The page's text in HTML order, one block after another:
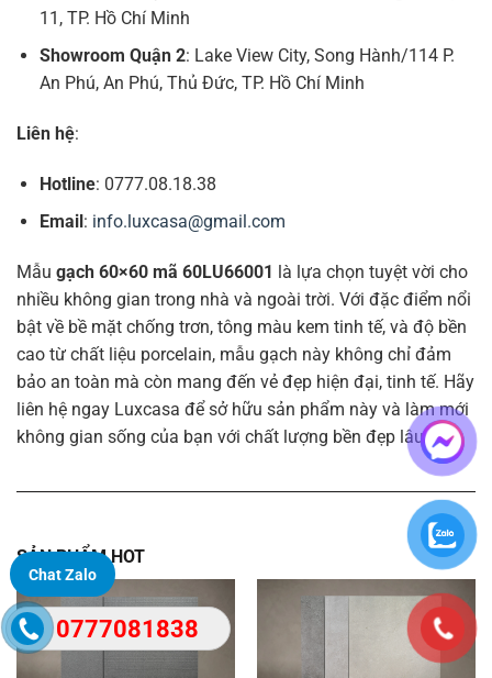
11, TP. Hồ Chí Minh
Showroom Quận 2: Lake View City, Song Hành/114 P.
An Phú, An Phú, Thủ Đức, TP. Hồ Chí Minh
Liên hệ:
Hotline: 0777.08.18.38
Email : info.luxcasa@gmail.com
Mẫu gạch 60×60 mã 60LU66001
là lựa chọn tuyệt vời cho
nhiều không gian trong nhà và ngoài trời. Với đặc điểm nổi
bật về bề mặt chống trơn, tông màu kem tinh tế, và độ bền
cao từ chất liệu porcelain, mẫu gạch này không chỉ đảm
bảo an toàn mà còn mang đến vẻ đẹp hiện đại, tinh tế. Hãy
liên hệ ngay Luxcasa để sở hữu sản phẩm này và làm mới
không gian sống của bạn với chất lượng bền đẹp lâu dài.
SẢN PHẨM HOT
Chat Zalo
0777081838